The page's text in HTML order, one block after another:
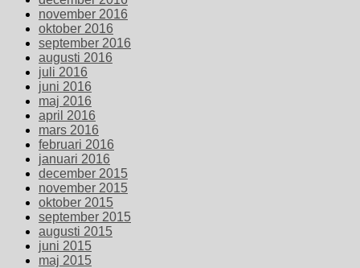
november 2016
oktober 2016
september 2016
augusti 2016
juli 2016
juni 2016
maj 2016
april 2016
mars 2016
februari 2016
januari 2016
december 2015
november 2015
oktober 2015
september 2015
augusti 2015
juni 2015
maj 2015